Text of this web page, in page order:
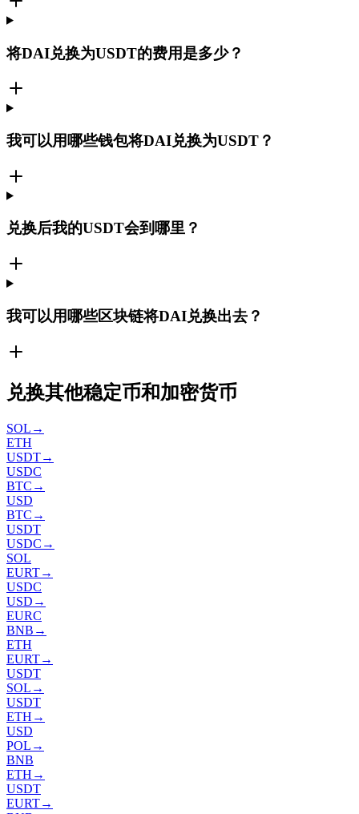
将DAI兑换为USDT的费用是多少？
我可以用哪些钱包将DAI兑换为USDT？
兑换后我的USDT会到哪里？
我可以用哪些区块链将DAI兑换出去？
兑换其他稳定币和加密货币
SOL →
ETH
USDT→
USDC
BTC →
USD
BTC →
USDT
USDC →
SOL
EURT→
USDC
USD →
EURC
BNB →
ETH
EURT→
USDT
SOL →
USDT
ETH →
USD
POL →
BNB
ETH →
USDT
EURT→